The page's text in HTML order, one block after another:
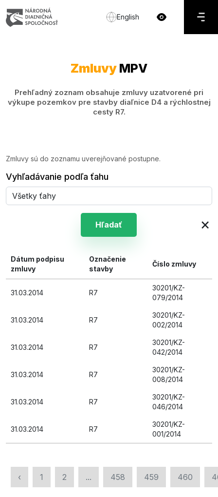
English
Zmluvy MPV
Prehľadný zoznam obsahuje zmluvy uzatvorené pri
výkupe pozemkov pre stavby diaľnice D4 a rýchlostnej
cesty R7.
Zmluvy sú do zoznamu uverejňované postupne.
Vyhľadávanie podľa ťahu
Hľadať ×
Dátum podpisu
zmluvy
Označenie
stavby
Číslo zmluvy
31.03.2014 R7
30201/KZ-
079/2014
31.03.2014 R7
30201/KZ-
002/2014
31.03.2014 R7
30201/KZ-
042/2014
31.03.2014 R7
30201/KZ-
008/2014
31.03.2014 R7
30201/KZ-
046/2014
31.03.2014 R7
30201/KZ-
001/2014
‹ 1 2 ... 458 459 460